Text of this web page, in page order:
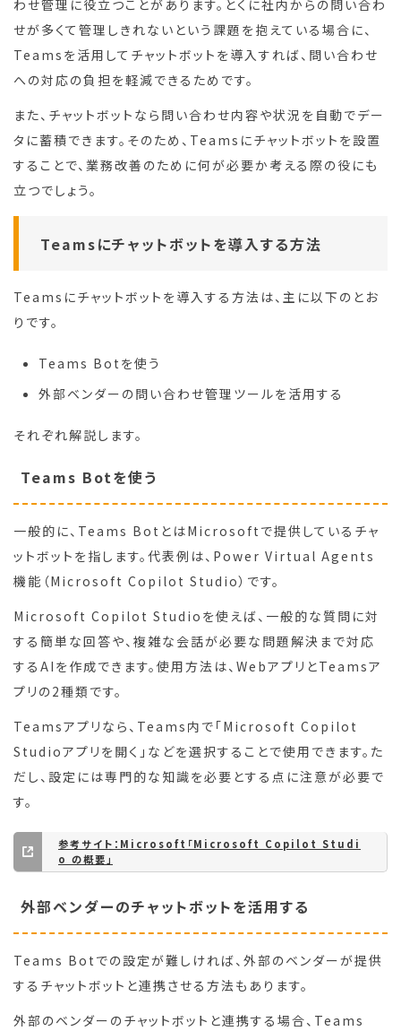
わせ管理に役立つことがあります。とくに社内からの問い合わ
せが多くて管理しきれないという課題を抱えている場合に、
Teamsを活用してチャットボットを導入すれば、問い合わせ
への対応の負担を軽減できるためです。
また、チャットボットなら問い合わせ内容や状況を自動でデー
タに蓄積できます。そのため、Teamsにチャットボットを設置
することで、業務改善のために何が必要か考える際の役にも
立つでしょう。
Teamsにチャットボットを導入する方法
Teamsにチャットボットを導入する方法は、主に以下のとお
りです。
Teams Botを使う
外部ベンダーの問い合わせ管理ツールを活用する
それぞれ解説します。
Teams Botを使う
一般的に、Teams BotとはMicrosoftで提供しているチャ
ットボットを指します。代表例は、Power Virtual Agents
機能（Microsoft Copilot Studio）です。
Microsoft Copilot Studioを使えば、一般的な質問に対
する簡単な回答や、複雑な会話が必要な問題解決まで対応
するAIを作成できます。使用方法は、WebアプリとTeamsア
プリの2種類です。
Teamsアプリなら、Teams内で「Microsoft Copilot
Studioアプリを開く」などを選択することで使用できます。た
だし、設定には専門的な知識を必要とする点に注意が必要で
す。
参考サイト：Microsoft「Microsoft Copilot Studi
o の概要」
外部ベンダーのチャットボットを活用する
Teams Botでの設定が難しければ、外部のベンダーが提供
するチャットボットと連携させる方法もあります。
外部のベンダーのチャットボットと連携する場合、Teams